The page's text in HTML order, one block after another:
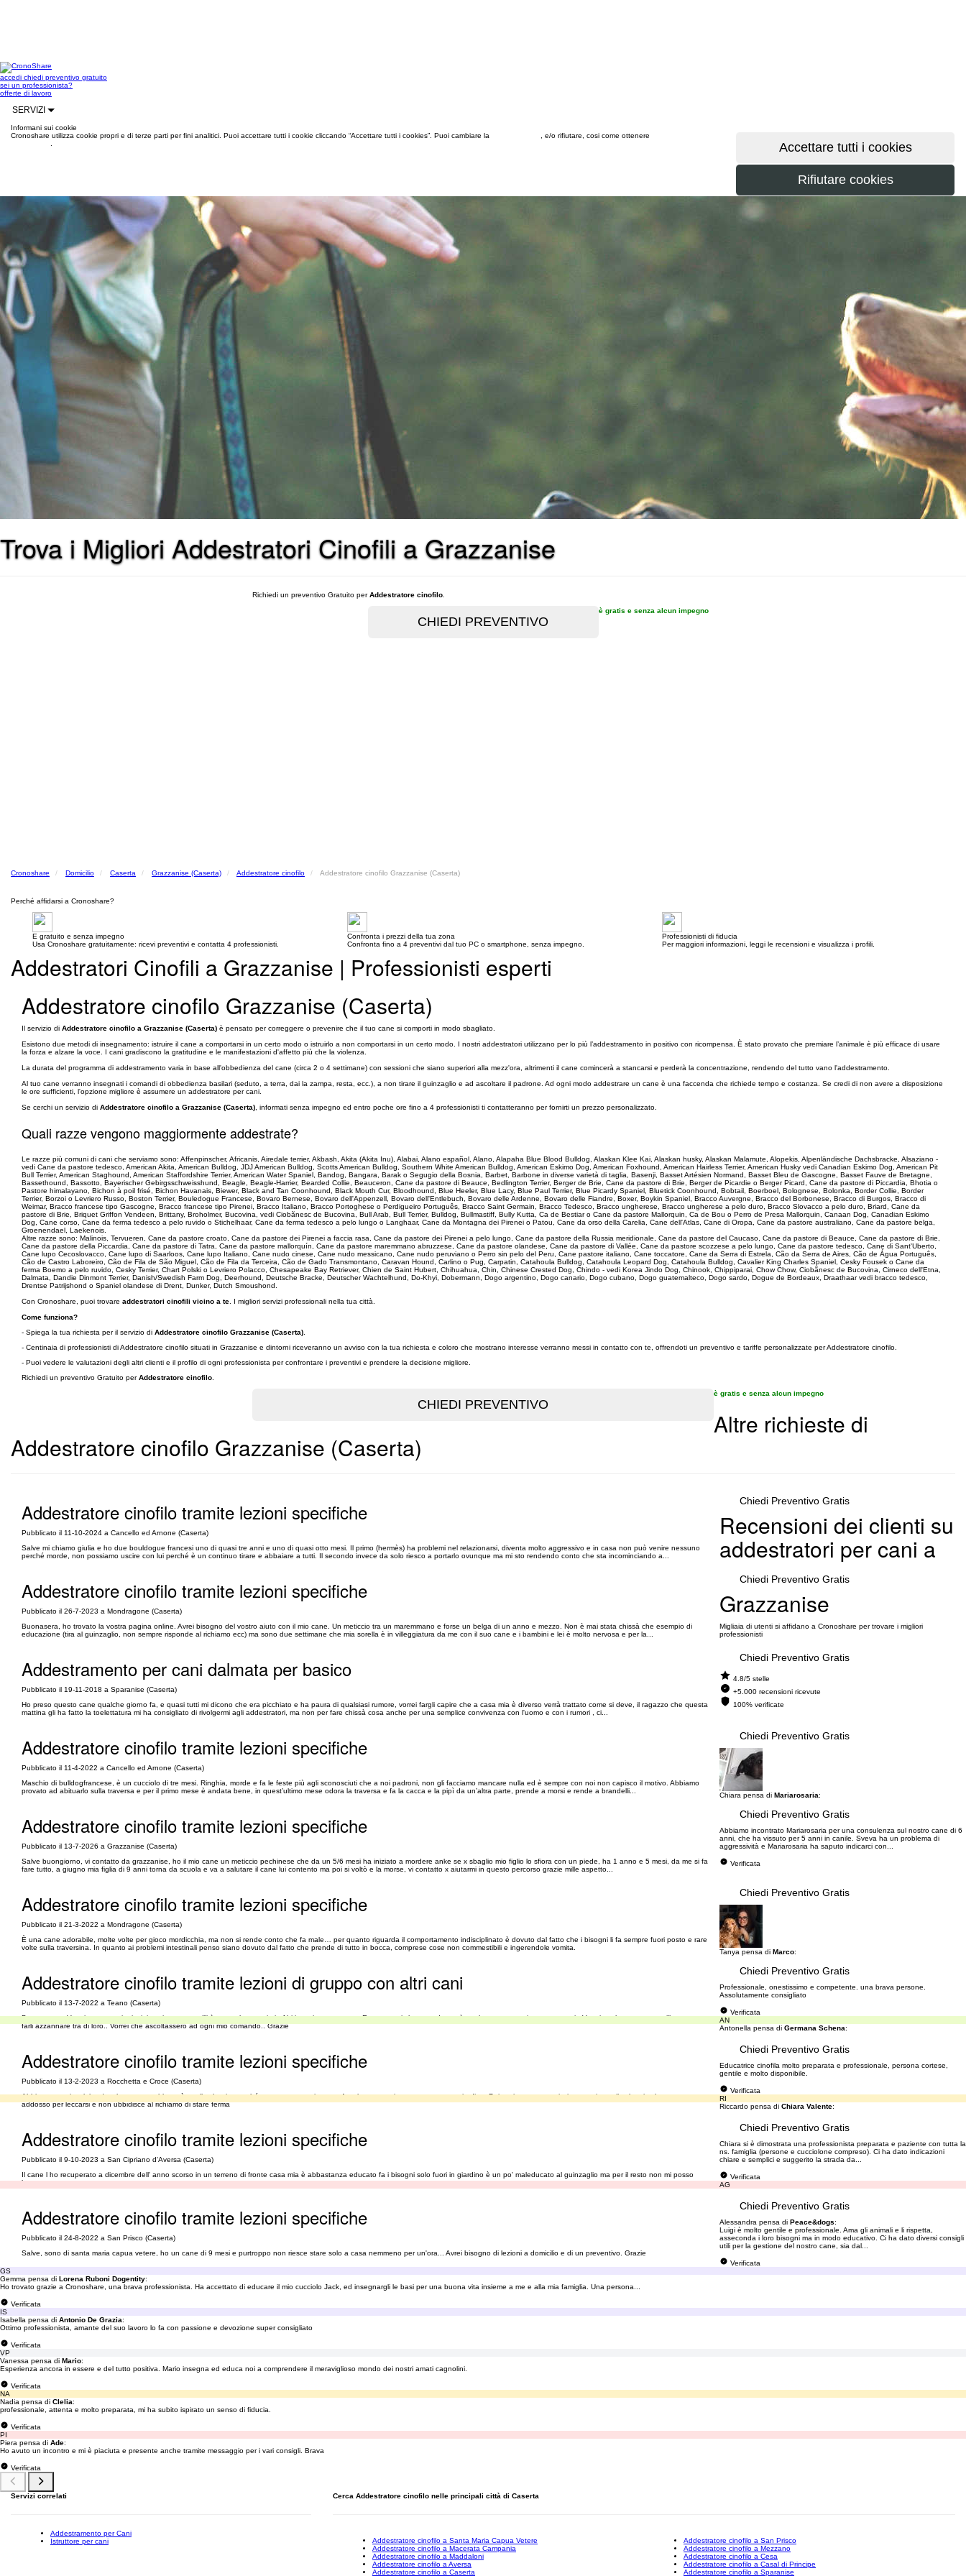
accedi chiedi preventivo gratuito
sei un professionista?
offerte di lavoro
SERVIZI
Informani sui cookie
Cronoshare utilizza cookie propri e di terze parti per fini analitici. Puoi accettare tutti i cookie cliccando “Accettare tutti i cookies”. Puoi cambiare la
, e/o rifiutare, cosi come ottenere
Trova i Migliori Addestratori Cinofili a Grazzanise
Richiedi un preventivo Gratuito perAddestratore cinofilo
è gratis e senza alcun impegno
Cronoshare Domicilio Caserta Grazzanise (Caserta) Addestratore cinofilo Addestratore cinofilo Grazzanise (Caserta)
Perché affidarsi a Cronoshare?
E gratuito e senza impegno
Usa Cronoshare gratuitamente: ricevi preventivi e contatta 4 professionisti.
Confronta i prezzi della tua zona
Confronta fino a 4 preventivi dal tuo PC o smartphone, senza impegno.
Professionisti di fiducia
Per maggiori informazioni, leggi le recensioni e visualizza i profili.
Addestratori Cinofili a Grazzanise | Professionisti esperti
Addestratore cinofilo Grazzanise (Caserta)
Il servizio di Addestratore cinofilo a Grazzanise (Caserta) è pensato per correggere o prevenire che il tuo cane si comporti in modo sbagliato.
Esistono due metodi di insegnamento: istruire il cane a comportarsi in un certo modo o istruirlo a non comportarsi in un certo modo. I nostri addestratori utilizzano per lo più l’addestramento in positivo con ricompensa. È stato provato che premiare l’animale è più efficace di usare
la forza e alzare la voce. I cani gradiscono la gratitudine e le manifestazioni d'affetto più che la violenza.
La durata del programma di addestramento varia in base all'obbedienza del cane (circa 2 o 4 settimane) con sessioni che siano superiori alla mezz'ora, altrimenti il cane comincerà a stancarsi e perderà la concentrazione, rendendo del tutto vano l'addestramento.
Al tuo cane verranno insegnati i comandi di obbedienza basilari (seduto, a terra, dai la zampa, resta, ecc.), a non tirare il guinzaglio e ad ascoltare il padrone. Ad ogni modo addestrare un cane è una faccenda che richiede tempo e costanza. Se credi di non avere a disposizione
le ore sufficienti, l'opzione migliore è assumere un addestratore per cani.
Se cerchi un servizio di Addestratore cinofilo a Grazzanise (Caserta) , informati senza impegno ed entro poche ore fino a 4 professionisti ti contatteranno per fornirti un prezzo personalizzato.
Quali razze vengono maggiormente addestrate?
Le razze più comuni di cani che serviamo sono: Affenpinscher, Africanis, Airedale terrier, Akbash, Akita (Akita Inu), Alabai, Alano español, Alano, Alapaha Blue Blood Bulldog, Alaskan Klee Kai, Alaskan husky, Alaskan Malamute, Alopekis, Alpenländische Dachsbracke, Alsaziano -
vedi Cane da pastore tedesco, American Akita, American Bulldog, JDJ American Bulldog, Scotts American Bulldog, Southern White American Bulldog, American Eskimo Dog, American Foxhound, American Hairless Terrier, American Husky vedi Canadian Eskimo Dog, American Pit
Bull Terrier, American Staghound, American Staffordshire Terrier, American Water Spaniel, Bandog, Bangara, Barak o Segugio della Bosnia, Barbet, Barbone in diverse varietà di taglia, Basenji, Basset Artésien Normand, Basset Bleu de Gascogne, Basset Fauve de Bretagne,
Bassethound, Bassotto, Bayerischer Gebirgsschweisshund, Beagle, Beagle-Harrier, Bearded Collie, Beauceron, Cane da pastore di Beauce, Bedlington Terrier, Berger de Brie, Cane da pastore di Brie, Berger de Picardie o Berger Picard, Cane da pastore di Piccardia, Bhotia o
Pastore himalayano, Bichon à poil frisé, Bichon Havanais, Biewer, Black and Tan Coonhound, Black Mouth Cur, Bloodhound, Blue Heeler, Blue Lacy, Blue Paul Terrier, Blue Picardy Spaniel, Bluetick Coonhound, Bobtail, Boerboel, Bolognese, Bolonka, Border Collie, Border
Terrier, Borzoi o Levriero Russo, Boston Terrier, Bouledogue Francese, Bovaro Bernese, Bovaro dell'Appenzell, Bovaro dell'Entlebuch, Bovaro delle Ardenne, Bovaro delle Fiandre, Boxer, Boykin Spaniel, Bracco Auvergne, Bracco del Borbonese, Bracco di Burgos, Bracco di
Weimar, Bracco francese tipo Gascogne, Bracco francese tipo Pirenei, Bracco Italiano, Bracco Portoghese o Perdigueiro Português, Bracco Saint Germain, Bracco Tedesco, Bracco ungherese, Bracco ungherese a pelo duro, Bracco Slovacco a pelo duro, Briard, Cane da
pastore di Brie, Briquet Griffon Vendeen, Brittany, Broholmer, Bucovina, vedi Ciobãnesc de Bucovina, Bull Arab, Bull Terrier, Bulldog, Bullmastiff, Bully Kutta, Ca de Bestiar o Cane da pastore Mallorquin, Ca de Bou o Perro de Presa Mallorquin, Canaan Dog, Canadian Eskimo
Dog, Cane corso, Cane da ferma tedesco a pelo ruvido o Stichelhaar, Cane da ferma tedesco a pelo lungo o Langhaar, Cane da Montagna dei Pirenei o Patou, Cane da orso della Carelia, Cane dell'Atlas, Cane di Oropa, Cane da pastore australiano, Cane da pastore belga,
Groenendael, Laekenois.
Altre razze sono: Malinois, Tervueren, Cane da pastore croato, Cane da pastore dei Pirenei a faccia rasa, Cane da pastore dei Pirenei a pelo lungo, Cane da pastore della Russia meridionale, Cane da pastore del Caucaso, Cane da pastore di Beauce, Cane da pastore di Brie,
Cane da pastore della Piccardia, Cane da pastore di Tatra, Cane da pastore mallorquín, Cane da pastore maremmano abruzzese, Cane da pastore olandese, Cane da pastore di Vallée, Cane da pastore scozzese a pelo lungo, Cane da pastore tedesco, Cane di Sant'Uberto,
Cane lupo Cecoslovacco, Cane lupo di Saarloos, Cane lupo Italiano, Cane nudo cinese, Cane nudo messicano, Cane nudo peruviano o Perro sin pelo del Peru, Cane pastore italiano, Cane toccatore, Cane da Serra di Estrela, Cão da Serra de Aires, Cão de Água Português,
Cão de Castro Laboreiro, Cão de Fila de São Miguel, Cão de Fila da Terceira, Cão de Gado Transmontano, Caravan Hound, Carlino o Pug, Carpatin, Catahoula Bulldog, Catahoula Leopard Dog, Catahoula Bulldog, Cavalier King Charles Spaniel, Cesky Fousek o Cane da
ferma Boemo a pelo ruvido, Cesky Terrier, Chart Polski o Levriero Polacco, Chesapeake Bay Retriever, Chien de Saint Hubert, Chihuahua, Chin, Chinese Crested Dog, Chindo - vedi Korea Jindo Dog, Chinook, Chippiparai, Chow Chow, Ciobãnesc de Bucovina, Cirneco dell'Etna,
Dalmata, Dandie Dinmont Terrier, Danish/Swedish Farm Dog, Deerhound, Deutsche Bracke, Deutscher Wachtelhund, Do-Khyi, Dobermann, Dogo argentino, Dogo canario, Dogo cubano, Dogo guatemalteco, Dogo sardo, Dogue de Bordeaux, Draathaar vedi bracco tedesco,
Drentse Patrijshond o Spaniel olandese di Drent, Dunker, Dutch Smoushond.
Con Cronoshare, puoi trovare addestratori cinofili vicino a te . I migliori servizi professionali nella tua città.
Come funziona?
- Spiega la tua richiesta per il servizio di Addestratore cinofilo Grazzanise (Caserta)
- Centinaia di professionisti di Addestratore cinofilo situati in Grazzanise e dintorni riceveranno un avviso con la tua richiesta e coloro che mostrano interesse verranno messi in contatto con te, offrendoti un preventivo e tariffe personalizzate per Addestratore cinofilo.
- Puoi vedere le valutazioni degli altri clienti e il profilo di ogni professionista per confrontare i preventivi e prendere la decisione migliore.
Richiedi un preventivo Gratuito perAddestratore cinofilo
è gratis e senza alcun impegno
Altre richieste di
Addestratore cinofilo Grazzanise (Caserta)
Addestratore cinofilo tramite lezioni specifiche
Pubblicato il 11-10-2024 a Cancello ed Arnone (Caserta)
Salve mi chiamo giulia e ho due bouldogue francesi uno di quasi tre anni e uno di quasi otto mesi. Il primo (hermès) ha problemi nel relazionarsi, diventa molto aggressivo e in casa non può venire nessuno
perché morde, non possiamo uscire con lui perché è un continuo tirare e abbaiare a tutti. Il secondo invece da solo riesco a portarlo ovunque ma mi sto rendendo conto che sta incominciando a...
Chiedi Preventivo Gratis
Addestratore cinofilo tramite lezioni specifiche
Pubblicato il 26-7-2023 a Mondragone (Caserta)
Buonasera, ho trovato la vostra pagina online. Avrei bisogno del vostro aiuto con il mio cane. Un meticcio tra un maremmano e forse un belga di un anno e mezzo. Non è mai stata chissà che esempio di
educazione (tira al guinzaglio, non sempre risponde al richiamo ecc) ma sono due settimane che mia sorella è in villeggiatura da me con il suo cane e i bambini e lei è molto nervosa e per la...
Chiedi Preventivo Gratis
Addestramento per cani dalmata per basico
Pubblicato il 19-11-2018 a Sparanise (Caserta)
Ho preso questo cane qualche giorno fa, e quasi tutti mi dicono che era picchiato e ha paura di qualsiasi rumore, vorrei fargli capire che a casa mia è diverso verrà trattato come si deve, il ragazzo che questa
mattina gli ha fatto la toelettatura mi ha consigliato di rivolgermi agli addestratori, ma non per fare chissà cosa anche per una semplice convivenza con l'uomo e con i rumori , ci...
Chiedi Preventivo Gratis
Addestratore cinofilo tramite lezioni specifiche
Pubblicato il 11-4-2022 a Cancello ed Arnone (Caserta)
Maschio di bulldogfrancese, è un cucciolo di tre mesi. Ringhia, morde e fa le feste più agli sconosciuti che a noi padroni, non gli facciamo mancare nulla ed è sempre con noi non capisco il motivo. Abbiamo
provato ad abituarlo sulla traversa e per il primo mese è andata bene, in quest’ultimo mese odora la traversa e fa la cacca e la pipì da un’altra parte, prende a morsi e rende a brandelli...
Chiedi Preventivo Gratis
Addestratore cinofilo tramite lezioni specifiche
Pubblicato il 13-7-2026 a Grazzanise (Caserta)
Salve buongiorno, vi contatto da grazzanise, ho il mio cane un meticcio pechinese che da un 5/6 mesi ha iniziato a mordere anke se x sbaglio mio figlio lo sfiora con un piede, ha 1 anno e 5 mesi, da me si fa
fare tutto, a giugno mia figlia di 9 anni torna da scuola e va a salutare il cane lui contento ma poi si voltò e la morse, vi contatto x aiutarmi in questo percorso grazie mille aspetto...
Chiedi Preventivo Gratis
Addestratore cinofilo tramite lezioni specifiche
Pubblicato il 21-3-2022 a Mondragone (Caserta)
È una cane adorabile, molte volte per gioco mordicchia, ma non si rende conto che fa male… per quanto riguarda il comportamento indisciplinato è dovuto dal fatto che i bisogni li fa sempre fuori posto e rare
volte sulla traversina. In quanto ai problemi intestinali penso siano dovuto dal fatto che prende di tutto in bocca, comprese cose non commestibili e ingerendole vomita.
Chiedi Preventivo Gratis
Addestratore cinofilo tramite lezioni di gruppo con altri cani
Pubblicato il 13-7-2022 a Teano (Caserta)
Buona sera.. Vorrei poter gestire i miei cani con tranquillità una volta cresciuti.. Abitiamo in campagna.. E non vorrei che quando verrà qualcuno a casa siano azzannati.. Vorrei anche stare tranquilla a non
farli azzannare tra di loro.. Vorrei che ascoltassero ad ogni mio comando.. Grazie
Chiedi Preventivo Gratis
Addestratore cinofilo tramite lezioni specifiche
Pubblicato il 13-2-2023 a Rocchetta e Croce (Caserta)
Abbiamo un misto labrador che come problema è quello che tira perché purtroppo non si esce a fare le passeggiate, sta tra casa e giardino. Poi avviamo una meticcia presa in canile che ci salta sempre
addosso per leccarsi e non ubbidisce al richiamo di stare ferma
Chiedi Preventivo Gratis
Addestratore cinofilo tramite lezioni specifiche
Pubblicato il 9-10-2023 a San Cipriano d'Aversa (Caserta)
Il cane l ho recuperato a dicembre dell' anno scorso in un terreno di fronte casa mia è abbastanza educato fa i bisogni solo fuori in giardino è un po' maleducato al guinzaglio ma per il resto non mi posso
lamentare.
Chiedi Preventivo Gratis
Addestratore cinofilo tramite lezioni specifiche
Pubblicato il 24-8-2022 a San Prisco (Caserta)
Salve, sono di santa maria capua vetere, ho un cane di 9 mesi e purtroppo non riesce stare solo a casa nemmeno per un'ora... Avrei bisogno di lezioni a domicilio e di un preventivo. Grazie
Chiedi Preventivo Gratis
Recensioni dei clienti su
addestratori per cani a
Grazzanise
Migliaia di utenti si affidano a Cronoshare per trovare i migliori
professionisti
4.8/5 stelle
+5.000 recensioni ricevute
100% verificate
Chiara pensa di Mariarosaria:
Abbiamo incontrato Mariarosaria per una consulenza sul nostro cane di 6
anni, che ha vissuto per 5 anni in canile. Sveva ha un problema di
aggressività e Mariarosaria ha saputo indicarci con...
Verificata
Tanya pensa di Marco:
Professionale, onestissimo e competente. una brava persone.
Assolutamente consigliato
Verificata
AN
Antonella pensa di Germana Schena:
Educatrice cinofila molto preparata e professionale, persona cortese,
gentile e molto disponibile.
Verificata
RI
Riccardo pensa di Chiara Valente:
Chiara si è dimostrata una professionista preparata e paziente con tutta la
ns. famiglia (persone e cucciolone compreso). Ci ha dato indicazioni
chiare e semplici e suggerito la strada da...
Verificata
AG
Alessandra pensa di Peace&dogs:
Luigi è molto gentile e professionale. Ama gli animali e li rispetta,
asseconda i loro bisogni ma in modo educativo. Ci ha dato diversi consigli
utili per la gestione del nostro cane, sia dal...
Verificata
GS
Gemma pensa di Lorena Ruboni Dogentity:
Ho trovato grazie a Cronoshare, una brava professionista. Ha accettato di educare il mio cucciolo Jack, ed insegnargli le basi per una buona vita insieme a me e alla mia famiglia. Una persona...
Verificata
IS
Isabella pensa di Antonio De Grazia:
Ottimo professionista, amante del suo lavoro lo fa con passione e devozione super consigliato
Verificata
VP
Vanessa pensa di Mario:
Esperienza ancora in essere e del tutto positiva. Mario insegna ed educa noi a comprendere il meraviglioso mondo dei nostri amati cagnolini.
Verificata
NA
Nadia pensa di Clelia:
professionale, attenta e molto preparata, mi ha subito ispirato un senso di fiducia.
Verificata
PI
Piera pensa di Ade:
Ho avuto un incontro e mi è piaciuta e presente anche tramite messaggio per i vari consigli. Brava
Verificata
Servizi correlati
Addestramento per Cani
Istruttore per cani
Cerca Addestratore cinofilo nelle principali città di Caserta
Addestratore cinofilo a Santa Maria Capua Vetere
Addestratore cinofilo a Macerata Campania
Addestratore cinofilo a Maddaloni
Addestratore cinofilo a Aversa
Addestratore cinofilo a Caserta
Addestratore cinofilo a San Prisco
Addestratore cinofilo a Mezzano
Addestratore cinofilo a Cesa
Addestratore cinofilo a Casal di Principe
Addestratore cinofilo a Sparanise